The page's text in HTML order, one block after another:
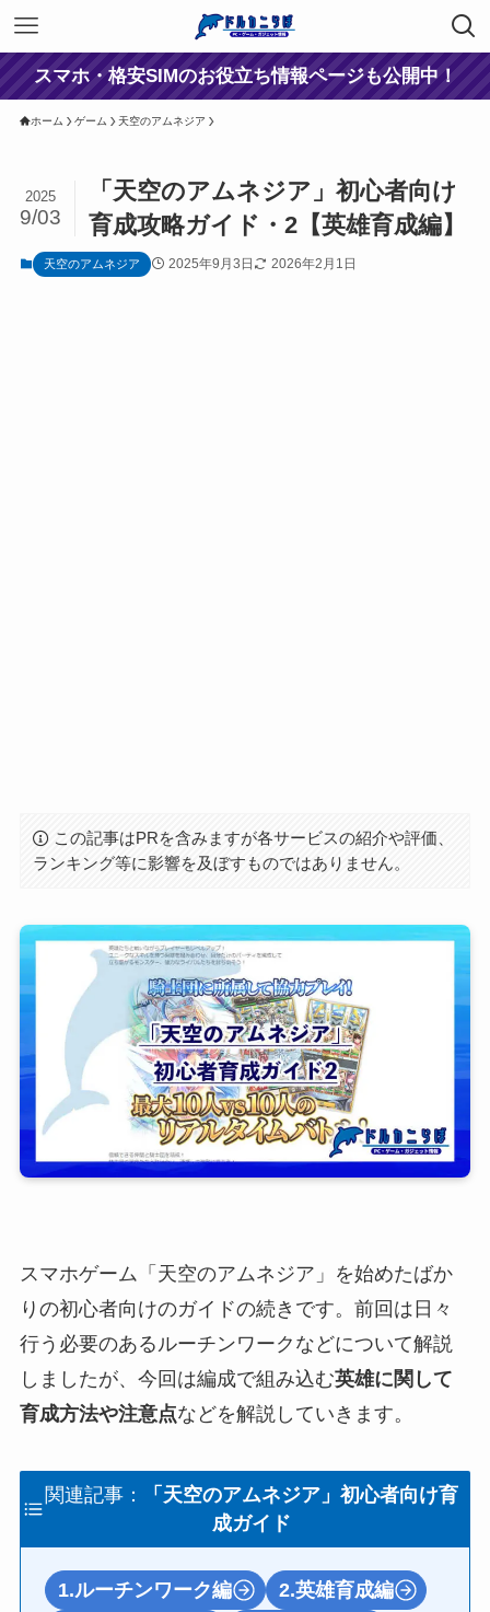
スマホ・格安SIMのお役立ち情報ページも公開中！
ホーム ゲーム 天空のアムネジア
「天空のアムネジア」初心者向け
育成攻略ガイド・2【英雄育成編】
2025
9/03
天空のアムネジア 2025年9月3日 2026年2月1日
この記事はPRを含みますが各サービスの紹介や評価、
ランキング等に影響を及ぼすものではありません。
スマホゲーム「天空のアムネジア」を始めたばか
りの初心者向けのガイドの続きです。前回は日々
行う必要のあるルーチンワークなどについて解説
しましたが、今回は編成で組み込む英雄に関して
育成方法や注意点などを解説していきます。
関連記事：
「天空のアムネジア」初心者向け育
成ガイド
1.ルーチンワーク編
2.英雄育成編